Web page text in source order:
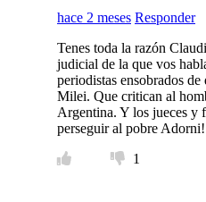
hace 2 meses Responder
Tenes toda la razón
judicial de la que vos
periodistas ensobrados
Milei. Que critican al
Argentina. Y los jueces y
perseguir al pobre
1